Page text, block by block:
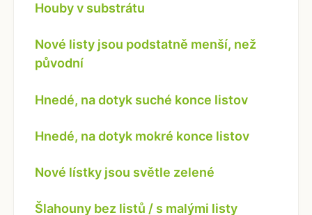
Houby v substrátu
Nové listy jsou podstatně menší, než
původní
Hnedé, na dotyk suché konce listov
Hnedé, na dotyk mokré konce listov
Nové lístky jsou světle zelené
Šlahouny bez listů / s malými listy